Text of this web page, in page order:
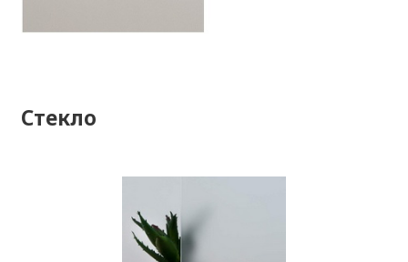
Стекло